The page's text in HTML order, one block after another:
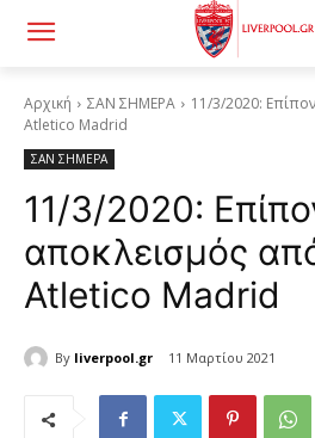
Αρχική ΣΑΝ ΣΗΜΕΡΑ
11/3/2020:
Atletico Madrid
ΣΑΝ ΣΗΜΕΡΑ
11/3/2020:
αποκλεισμός
Atletico Madrid
By liverpool.gr 11 Μαρτίου 2021